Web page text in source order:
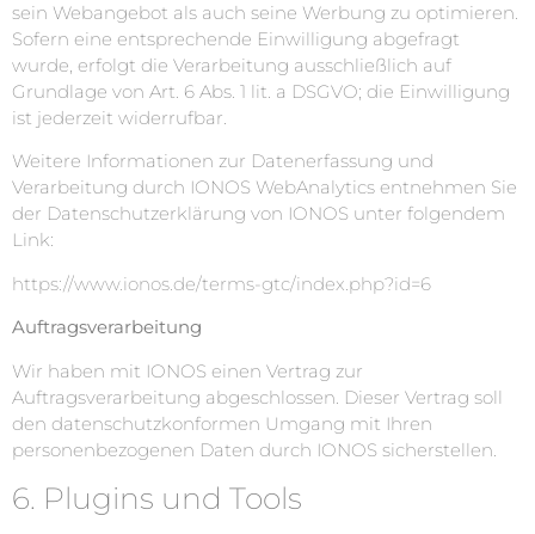
sein Webangebot als auch seine Werbung zu optimieren.
Sofern eine entsprechende Einwilligung abgefragt
wurde, erfolgt die Verarbeitung ausschließlich auf
Grundlage von Art. 6 Abs. 1 lit. a DSGVO; die Einwilligung
ist jederzeit widerrufbar.
Weitere Informationen zur Datenerfassung und
Verarbeitung durch IONOS WebAnalytics entnehmen Sie
der Datenschutzerklärung von IONOS unter folgendem
Link:
https://www.ionos.de/terms-gtc/index.php?id=6
Auftragsverarbeitung
Wir haben mit IONOS einen Vertrag zur
Auftragsverarbeitung abgeschlossen. Dieser Vertrag soll
den datenschutzkonformen Umgang mit Ihren
personenbezogenen Daten durch IONOS sicherstellen.
6. Plugins und Tools